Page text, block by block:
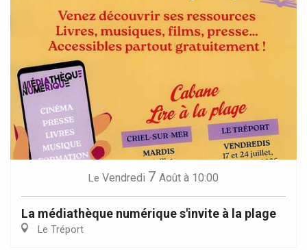
Le Vendredi 7 Août à 10:00
La médiathèque numérique s'invite à la plage
Le Tréport